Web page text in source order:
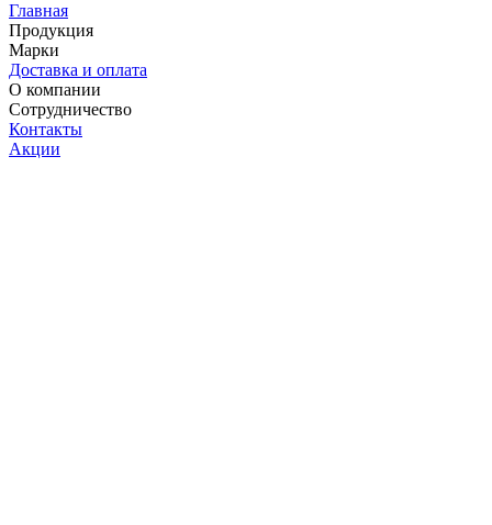
Главная
Продукция
Марки
Доставка и оплата
О компании
Сотрудничество
Контакты
Акции